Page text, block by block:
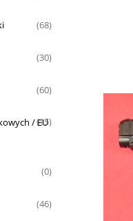
(68)
(30)
(60)
/ EU
(15)
(0)
(46)